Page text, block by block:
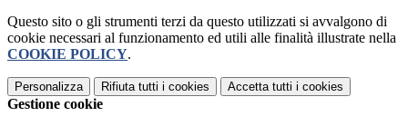
Questo sito o gli strumenti terzi da questo utilizzati si avvalgono di
cookie necessari al funzionamento ed utili alle finalità illustrate nella
COOKIE POLICY.
Personalizza Rifiuta tutti i cookies Accetta tutti i cookies
Gestione cookie